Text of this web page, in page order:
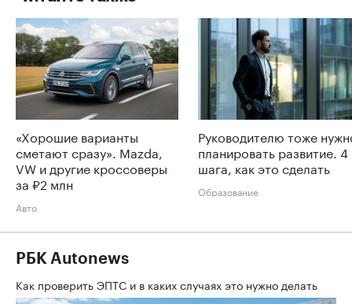
«Хорошие варианты
сметают сразу». Mazda,
VW и другие кроссоверы
за ₽2 млн
Авто
Руководителю тоже
планировать развитие. 4
шага, как это сделать
Образование
РБК Autonews
Как проверить ЭПТС и в каких случаях это нужно делать